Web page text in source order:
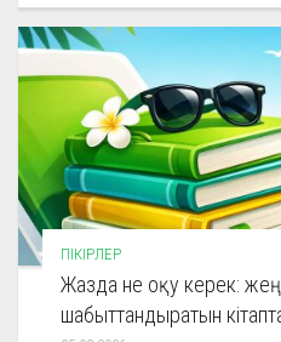
ПІКІРЛЕР
Жазда не оқу керек:
шабыттандыратын